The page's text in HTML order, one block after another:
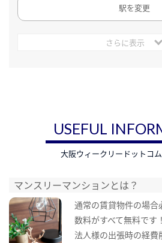
駅を変更
さらに表示
USEFUL
大阪ウィークリードットコ
マンスリーマンションとは？
通常の賃貸物件の場
数料がすべて無料です！
法人様の出張時の経費